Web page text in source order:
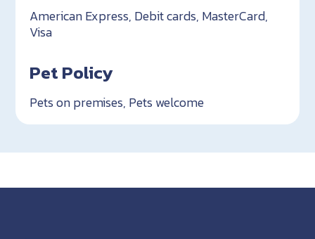
American Express, Debit cards, MasterCard,
Visa
Pet Policy
Pets on premises, Pets welcome